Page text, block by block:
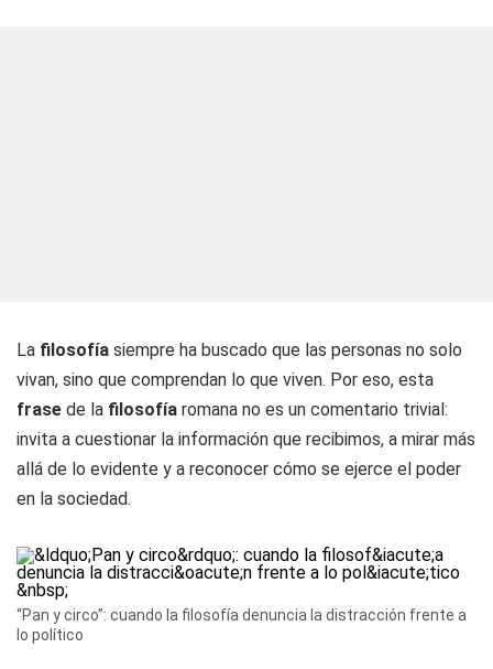
La filosofía siempre ha buscado que las personas no solo
vivan, sino que comprendan lo que viven. Por eso, esta
frase de la filosofía romana no es un comentario trivial:
invita a cuestionar la información que recibimos, a mirar más
allá de lo evidente y a reconocer cómo se ejerce el poder
en la sociedad.
“Pan y circo”: cuando la filosofía denuncia la distracción frente a
lo político